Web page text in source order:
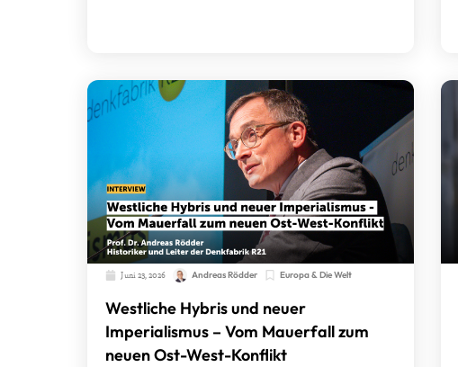
Juni 23, 2026 Andreas Rödder Europa & Die Welt
Westliche Hybris und neuer
Imperialismus – Vom Mauerfall zum
neuen Ost-West-Konflikt